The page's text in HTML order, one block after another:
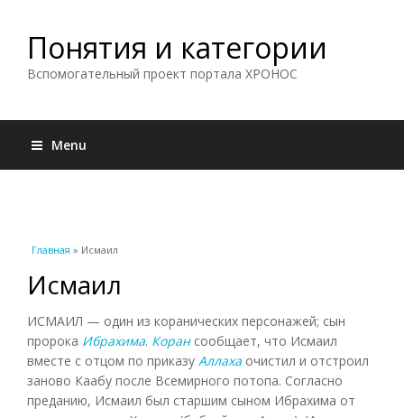
Понятия и категории
Вспомогательный проект портала ХРОНОС
Menu
Вы здесь
Главная » Исмаил
Исмаил
ИСМАИЛ — один из коранических персонажей; сын
пророка Ибрахима. Корансообщает, что Исмаил
вместе с отцом по приказу Аллаха очистил и отстроил
заново Каабу после Всемирного потопа. Согласно
преданию, Исмаил был старшим сыном Ибрахима от